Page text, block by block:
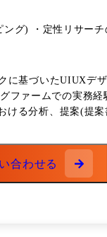
的に把握すること
グ) ・定性リサー
に基づいたUIUXデ
る分析、提案(提
合わせる